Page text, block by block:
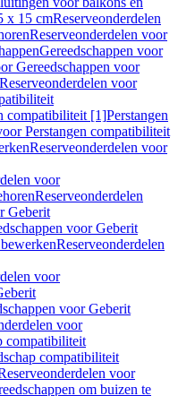
x 15 cmReserveonderdelen
Reserveonderdelen voor
Gereedschappen voor
Gereedschappen voor
Reserveonderdelen voor
compatibiliteit [1]Perstangen
Perstangen compatibiliteit
Reserveonderdelen voor
voor
Reserveonderdelen
Geberit
voor Geberit
Reserveonderdelen
voor
voor Geberit
voor
compatibiliteit
compatibiliteit
voor
om buizen te